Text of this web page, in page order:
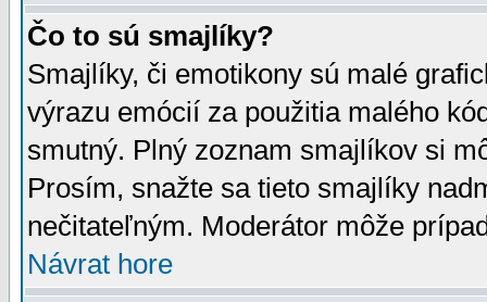
Čo to sú smajlíky?
Smajlíky, či emotikony sú malé
výrazu emócií za použitia malého
smutný. Plný zoznam smajlíkov si
Prosím, snažte sa tieto smajlíky
nečitateľným. Moderátor môže
Návrat hore